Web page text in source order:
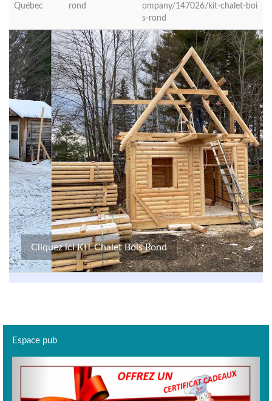
Québec
rond
ompany/147026/kit-chalet-boi
s-rond
Cliquez ici KIT Chalet Bois Rond
Espace pub